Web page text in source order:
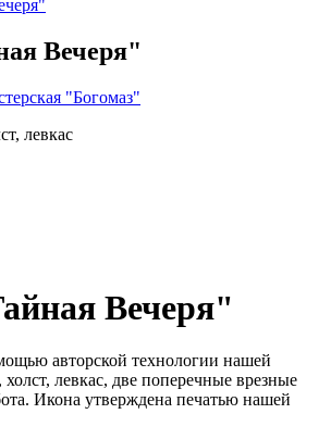
Вечеря"
"Богомаз"
левкас
Вечеря"
авторской технологии нашей
левкас, две поперечные врезные
Икона утверждена печатью нашей